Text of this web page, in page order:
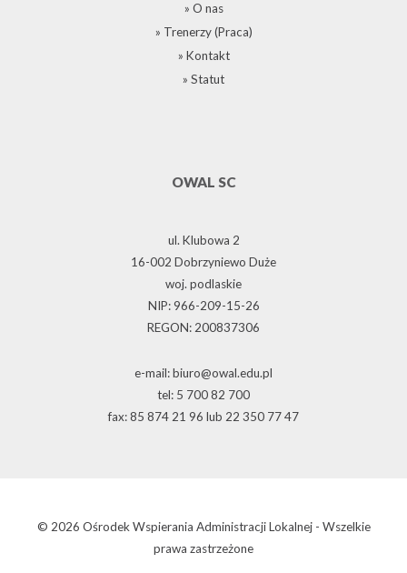
» O nas
» Trenerzy (Praca)
» Kontakt
» Statut
OWAL SC
ul. Klubowa 2
16-002 Dobrzyniewo Duże
woj. podlaskie
NIP: 966-209-15-26
REGON: 200837306
e-mail: biuro@owal.edu.pl
tel: 5 700 82 700
fax: 85 874 21 96 lub 22 350 77 47
© 2026 Ośrodek Wspierania Administracji Lokalnej - Wszelkie
prawa zastrzeżone